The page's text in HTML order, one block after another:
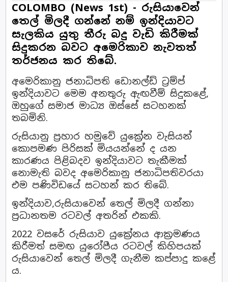
COLOMBO (News 1st) - රුසියාවෙන්
තෙල් මිලදී ගන්නේ නම් ඉන්දියාවට
සැලකිය යුතු තීරු බදු වැඩි කිරීමක්
සිදුකරන බවට අමෙරිකාව නැවතත්
තර්ජනය කර තිබේ.
අමෙරිකානු ජනාධිපති ඩොනල්ඩ් ට්‍රම්ප්
ඉන්දියාවට මෙම අනතුරු ඇඟවීම් සිදුකළේ,
ඔහුගේ සමාජ මාධ්‍ය ඔස්සේ සටහනක්
තබමිනි.
රුසියානු ප්‍රහාර හමුවේ යුක්‍රේන වැසියන්
කොපමණ පිරිසක් මියයන්නේ ද යන
කාරණය පිළිබදව ඉන්දියාවට තැකීමක්
නොමැති බවද අමෙරිකානු ජනාධිපතිවරයා
එම පණිවිඩයේ සටහන් කර තිබේ.
ඉන්දියාව,රුසියාවෙන් තෙල් මිලදී ගන්නා
ප්‍රධානතම රටවල් අතරින් එකකි.
2022 වසරේ රුසියාව යුක්‍රේනය ආක්‍රමණය
කිරීමත් සමඟ යුරෝපීය රටවල් කිහිපයක්
රුසියාවෙන් තෙල් මිලදී ගැනීම කප්පාදු කළේ
ය.